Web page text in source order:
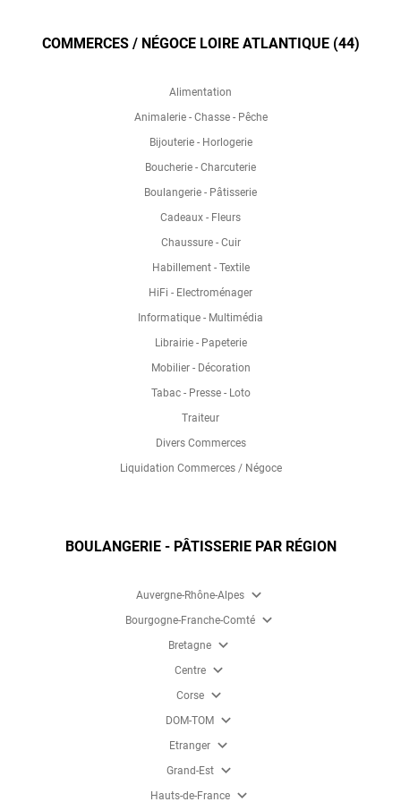
COMMERCES / NÉGOCE LOIRE ATLANTIQUE (44)
Alimentation
Animalerie - Chasse - Pêche
Bijouterie - Horlogerie
Boucherie - Charcuterie
Boulangerie - Pâtisserie
Cadeaux - Fleurs
Chaussure - Cuir
Habillement - Textile
HiFi - Electroménager
Informatique - Multimédia
Librairie - Papeterie
Mobilier - Décoration
Tabac - Presse - Loto
Traiteur
Divers Commerces
Liquidation Commerces / Négoce
BOULANGERIE - PÂTISSERIE PAR RÉGION
Auvergne-Rhône-Alpes expand_more
Bourgogne-Franche-Comté expand_more
Bretagne expand_more
Centre expand_more
Corse expand_more
DOM-TOM expand_more
Etranger expand_more
Grand-Est expand_more
Hauts-de-France expand_more